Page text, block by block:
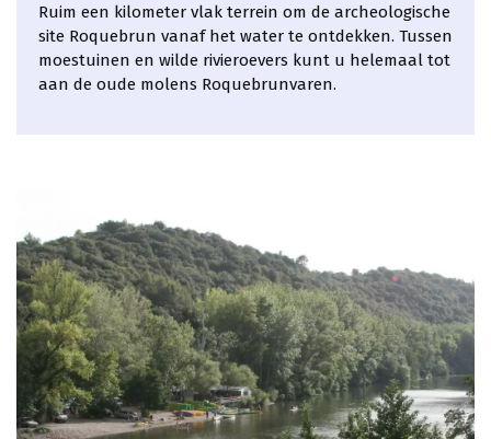
Ruim een ​​kilometer vlak terrein om de archeologische
site Roquebrun vanaf het water te ontdekken. Tussen
moestuinen en wilde rivieroevers kunt u helemaal tot
aan de oude molens Roquebrunvaren.